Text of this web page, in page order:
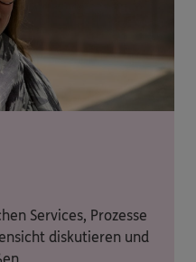
Services, Prozesse
diskutieren und